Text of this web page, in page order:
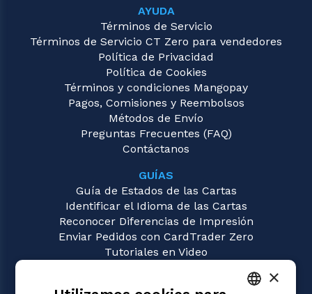
AYUDA
Términos de Servicio
Términos de Servicio CT Zero para vendedores
Política de Privacidad
Política de Cookies
Términos y condiciones Mangopay
Pagos, Comisiones y Reembolsos
Métodos de Envío
Preguntas Frecuentes (FAQ)
Contáctanos
GUÍAS
Guía de Estados de las Cartas
Identificar el Idioma de las Cartas
Reconocer Diferencias de Impresión
Enviar Pedidos con CardTrader Zero
Tutoriales en Video
×